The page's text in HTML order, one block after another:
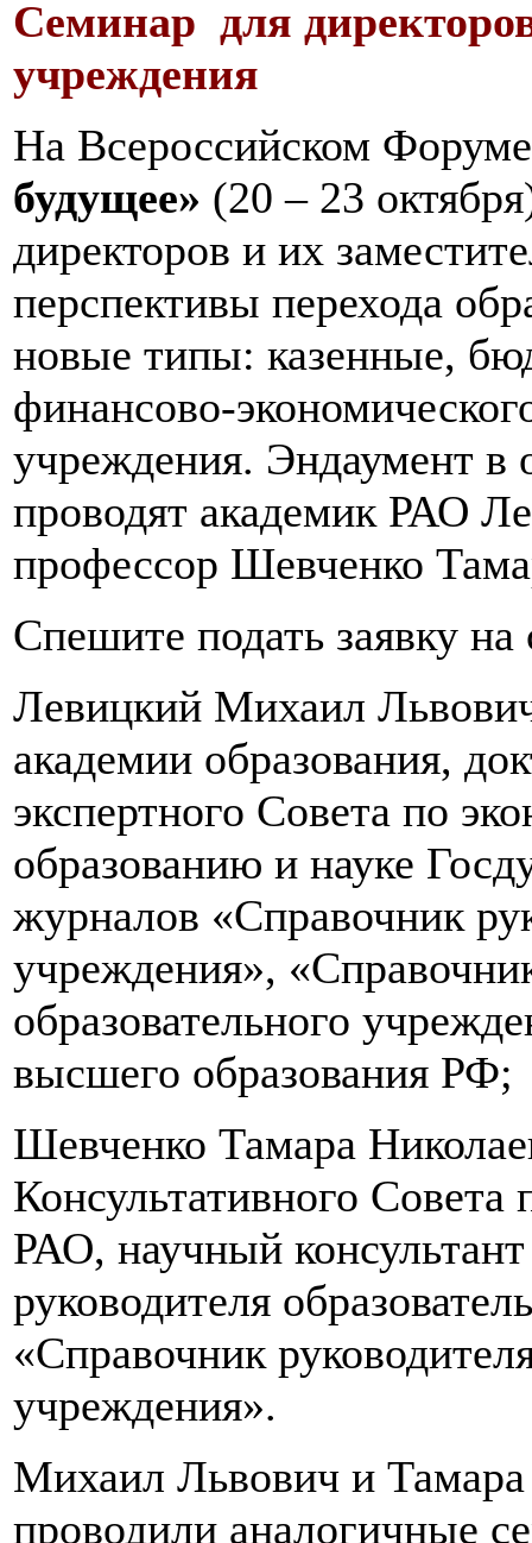
Семинар для
учреждения
На Всероссийском
будущее» (20 – 23
директоров и их
перспективы перехода
новые типы: казенные,
финансово-
учреждения. Эндаумент в
проводят академик РАО
профессор Шевченко
Спешите подать заявку
Левицкий Михаил
академии образования,
экспертного Совета по
образованию и науке
журналов «Справочник
учреждения»,
образовательного
высшего образования РФ;
Шевченко Тамара
Консультативного
РАО, научный
руководителя
«Справочник
учреждения».
Михаил Львович и Тамара
проводили аналогичные